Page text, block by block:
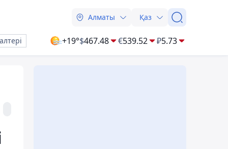
Алматы Қаз
+19°$467.48 €539.52 ₽5.73